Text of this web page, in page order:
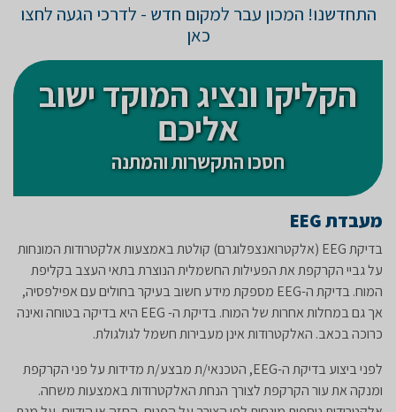
התחדשנו! המכון עבר למקום חדש - לדרכי הגעה לחצו
כאן
הקליקו ונציג המוקד ישוב
אליכם
חסכו התקשרות והמתנה
מעבדתEEG
בדיקת EEG (אלקטרואנצפלוגרם) קולטת באמצעות אלקטרודות המונחות
על גביי הקרקפת את הפעילות החשמלית הנוצרת בתאי העצב בקליפת
המוח. בדיקת ה-EEG מספקת מידע חשוב בעיקר בחולים עם אפילפסיה,
אך גם במחלות אחרות של המוח. בדיקת ה- EEG היא בדיקה בטוחה ואינה
כרוכה בכאב. האלקטרודות אינן מעבירות חשמל לגולגולת.
לפני ביצוע בדיקת ה-EEG, הטכנאי/ת מבצע/ת מדידות על פני הקרקפת
ומנקה את עור הקרקפת לצורך הנחת האלקטרודות באמצעות משחה.